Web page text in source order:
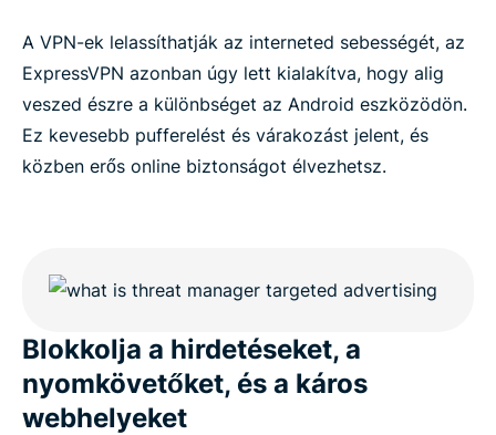
A VPN-ek lelassíthatják az interneted sebességét, az
ExpressVPN azonban úgy lett kialakítva, hogy alig
veszed észre a különbséget az Android eszközödön.
Ez kevesebb pufferelést és várakozást jelent, és
közben erős online biztonságot élvezhetsz.
Blokkolja a hirdetéseket, a
nyomkövetőket, és a káros
webhelyeket